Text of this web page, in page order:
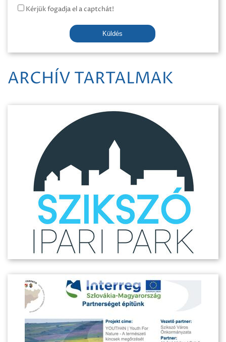
Kérjük fogadja el a captchát!
Küldés
ARCHÍV TARTALMAK